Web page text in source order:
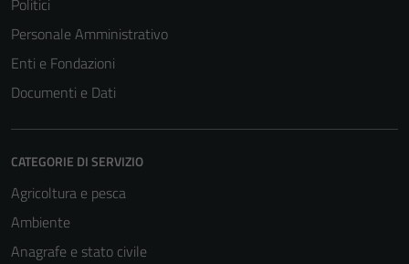
Politici
Personale Amministrativo
Enti e Fondazioni
Documenti e Dati
CATEGORIE DI SERVIZIO
Agricoltura e pesca
Ambiente
Anagrafe e stato civile